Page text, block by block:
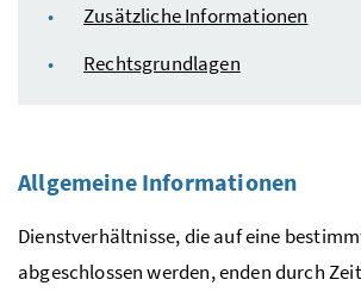
Zusätzliche Informationen
Rechtsgrundlagen
Allgemeine Informationen
Dienstverhältnisse, die auf eine
abgeschlossen werden, enden durch